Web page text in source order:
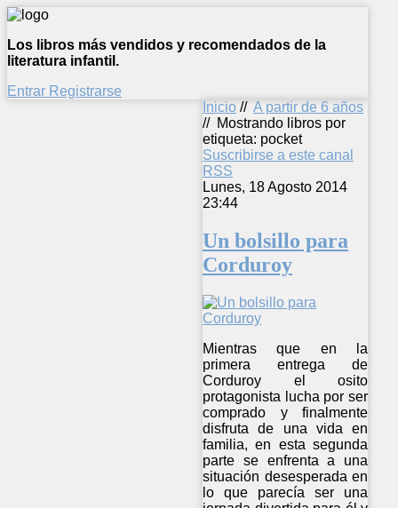
Los libros más vendidos y recomendados de la
literatura infantil.
Entrar Registrarse
Inicio // A partir de 6 años
// Mostrando libros por
etiqueta: pocket
Suscribirse a este canal
RSS
Lunes, 18 Agosto 2014
23:44
Un bolsillo para
Corduroy
Mientras que en la
primera entrega de
Corduroy el osito
protagonista lucha por ser
comprado y finalmente
disfruta de una vida en
familia, en esta segunda
parte se enfrenta a una
situación desesperada en
lo que parecía ser una